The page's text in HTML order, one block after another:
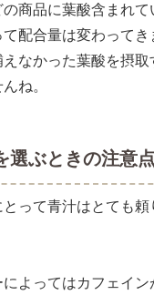
商品に葉酸含まれて
配合量は変わってき
なかった葉酸を摂
ね。
選ぶときの注意点
って青汁はとても
よってはカフェイ